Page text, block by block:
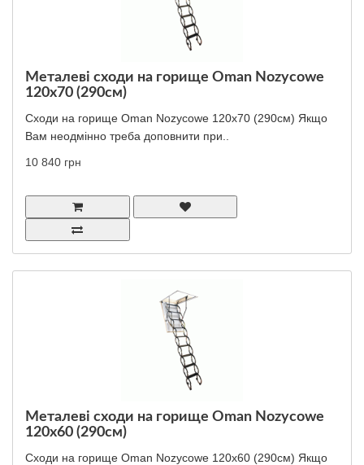
Металеві сходи на горище Oman Nozycowe
120x70 (290см)
Сходи на горище Oman Nozycowe 120x70 (290см) Якщо
Вам неодмінно треба доповнити при..
10 840 грн
Металеві сходи на горище Oman Nozycowe
120x60 (290см)
Сходи на горище Oman Nozycowe 120x60 (290см) Якщо